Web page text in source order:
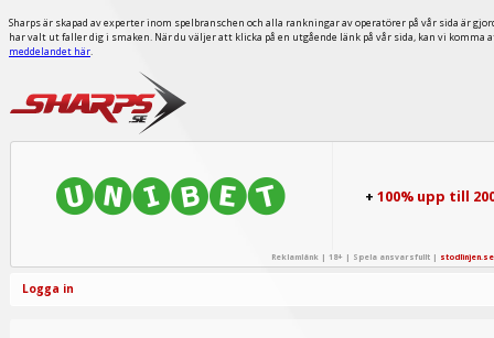
Sharps är skapad av experter inom spelbranschen och alla rankningar av operatörer på vår sida är
har valt ut faller dig i smaken. När du väljer att klicka på en utgående länk på vår sida, kan vi
meddelandet här.
+100% upp till
Reklamlänk | 18+ | Spela ansvarsfullt | stodlinjen.se
Logga in